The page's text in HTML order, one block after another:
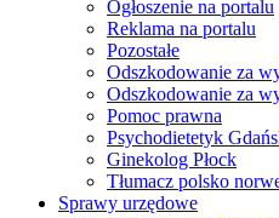
Ogłoszenie na portalu
Reklama na portalu
Pozostałe
Odszkodowanie za
Odszkodowanie za
Pomoc prawna
Psychodietetyk
Ginekolog Płock
Tłumacz polsko
Sprawy urzędowe